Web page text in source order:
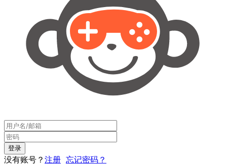
没有账号？ 注册 忘记密码？